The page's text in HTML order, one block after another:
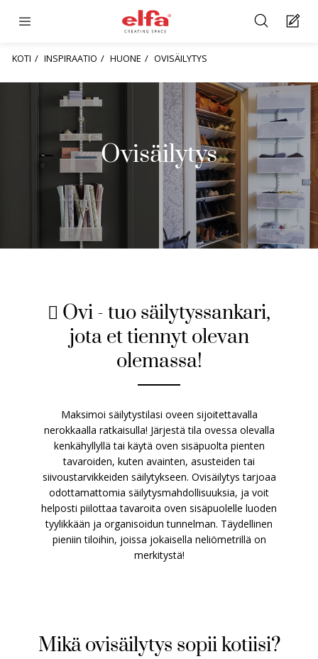
KOTI INSPIRAATIO HUONE OVISÄILYTYS
Ovisäilytys
 Ovi - tuo säilytyssankari,
jota et tiennyt olevan
olemassa!
Maksimoi säilytystilasi oveen sijoitettavalla
nerokkaalla ratkaisulla! Järjestä tila ovessa olevalla
kenkähyllyllä tai käytä oven sisäpuolta pienten
tavaroiden, kuten avainten, asusteiden tai
siivoustarvikkeiden säilytykseen. Ovisäilytys tarjoaa
odottamattomia säilytysmahdollisuuksia, ja voit
helposti piilottaa tavaroita oven sisäpuolelle luoden
tyylikkään ja organisoidun tunnelman. Täydellinen
pieniin tiloihin, joissa jokaisella neliömetrillä on
merkitystä!
Mikä ovisäilytys sopii kotiisi?